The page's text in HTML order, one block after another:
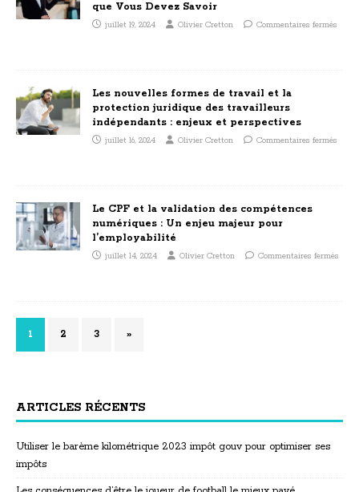
que Vous Devez Savoir
juillet 19, 2024 Olivier Cretton Commentaires fermés
Les nouvelles formes de travail et la
protection juridique des travailleurs
indépendants : enjeux et perspectives
juillet 16, 2024 Olivier Cretton Commentaires fermés
Le CPF et la validation des compétences
numériques : Un enjeu majeur pour
l’employabilité
juillet 14, 2024 Olivier Cretton Commentaires fermés
1 2 3 »
ARTICLES RÉCENTS
Utiliser le barème kilométrique 2023 impôt gouv pour optimiser ses
impôts